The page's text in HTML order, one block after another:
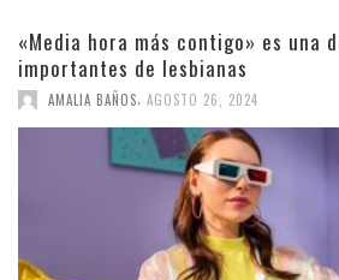
«Media hora más contigo» es una
importantes de lesbianas
AMALIA BAÑOS AGOSTO 26, 2024